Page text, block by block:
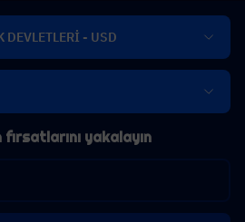
DEVLETLERİ - USD
yakalayın